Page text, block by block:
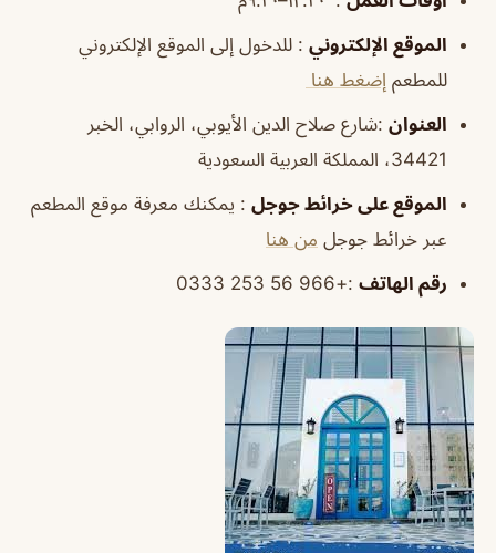
الموقع الإلكتروني : للدخول إلى الموقع الإلكتروني
للمطعم إضغط هنا
العنوان :شارع صلاح الدين الأيوبي، الروابي، الخبر
34421، المملكة العربية السعودية
الموقع على خرائط جوجل : يمكنك معرفة موقع المطعم
عبر خرائط جوجل من هنا
رقم الهاتف :+966 56 253 0333